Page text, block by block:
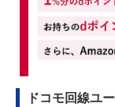
ドコモ回線ユ